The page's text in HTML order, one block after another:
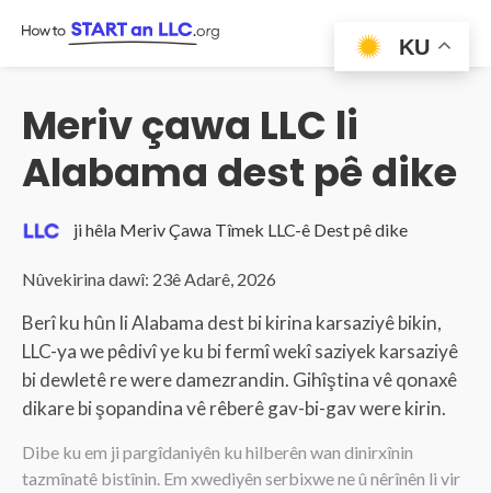
Meriv çawa LLC li
Alabama dest pê dike
ji hêla Meriv Çawa Tîmek LLC-ê Dest pê dike
Nûvekirina dawî: 23ê Adarê, 2026
Berî ku hûn li Alabama dest bi kirina karsaziyê bikin,
LLC-ya we pêdivî ye ku bi fermî wekî saziyek karsaziyê
bi dewletê re were damezrandin. Gihîştina vê qonaxê
dikare bi şopandina vê rêberê gav-bi-gav were kirin.
Dibe ku em ji pargîdaniyên ku hilberên wan dinirxînin
tazmînatê bistînin. Em xwediyên serbixwe ne û nêrînên li vir
KU